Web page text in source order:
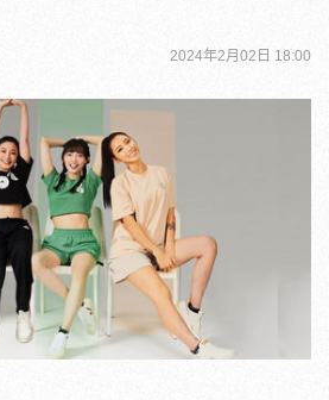
2024年2月02日 18:00